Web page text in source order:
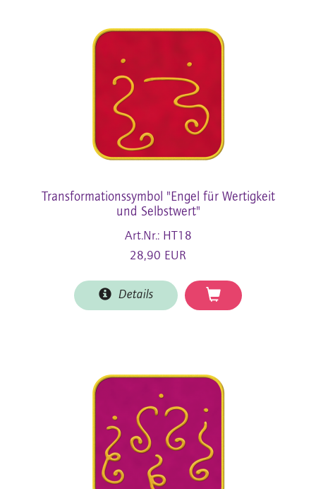
Transformationssymbol "Engel für Wertigkeit
und Selbstwert"
Art.Nr.: HT18
28,90 EUR
Details